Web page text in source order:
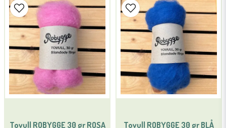
Tovull ROBYGGE 30 gr ROSA Tovull ROBYGGE 30 gr BLÅ